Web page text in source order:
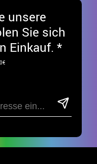
unsere
Sie sich
Einkauf. *